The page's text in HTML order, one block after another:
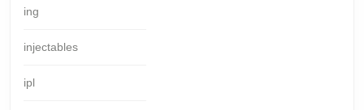
ing
injectables
ipl